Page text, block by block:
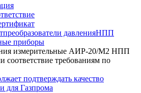
преобразователи давленияНПП
приборы
измерительные АИР-20/М2 НПП
требованиям по